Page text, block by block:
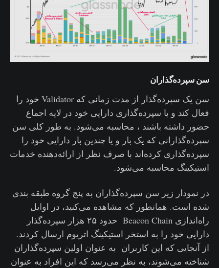
سن سپرده‌گذاران
سن یک سپرده‌گذار از مدت زمانی که Validator خود را
فعال کند و با سپرده‌گذاری دارایی خود در لایه اجماع
حضور داشته باشند ، محاسبه می‌شود. به طور کلی سن
سپرده‌گذارانی که یک بار و یا چندین بار دارایی خود را
سپرده‌گذاری کرده‌اند با صرف نظر از ارائه‌دهنده خدمات
استیکینگ محاسبه می‌شود.
در نمودار زیر سن سپرده‌گذاران به پنج گروه طبقه بندی
شده است. همانطور که مشاهده می‌کنید، در اوایل
راه‌اندازی Beacon Chain حدود ۲۵ هزار سپرده‌گذار
دارایی خود را به استخر استیکینگ اتریوم ارسال کردند.
از آنجایی که این کاربران به عنوان اولین سپرده‌گذاران
شناخته می‌شوند، به نظر می‌رسد که این افراد به عنوان